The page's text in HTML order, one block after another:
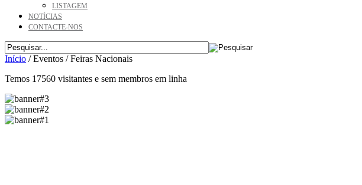
LISTAGEM
NOTÍCIAS
CONTACTE-NOS
Início /Eventos /Feiras Nacionais
Temos 17560 visitantes e sem membros em linha